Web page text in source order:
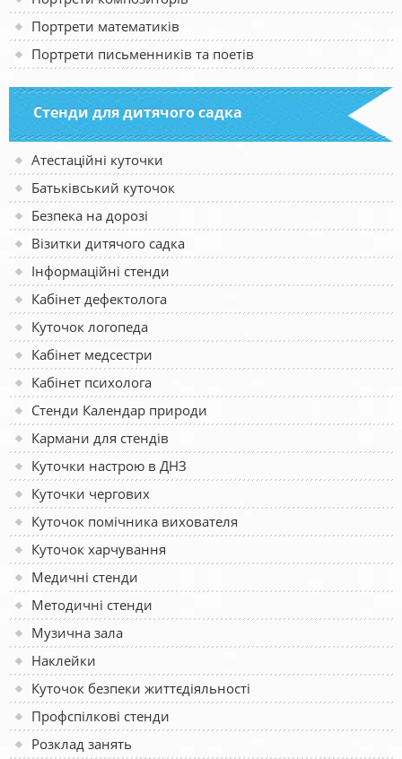
Портрети математиків
Портрети письменників та поетів
Стенди для дитячого садка
Атестаційні куточки
Батьківський куточок
Безпека на дорозі
Візитки дитячого садка
Інформаційні стенди
Кабінет дефектолога
Куточок логопеда
Кабінет медсестри
Кабінет психолога
Стенди Календар природи
Кармани для стендів
Куточки настрою в ДНЗ
Куточки чергових
Куточок помічника вихователя
Куточок харчування
Медичні стенди
Методичні стенди
Музична зала
Наклейки
Куточок безпеки життєдіяльності
Профспілкові стенди
Розклад занять